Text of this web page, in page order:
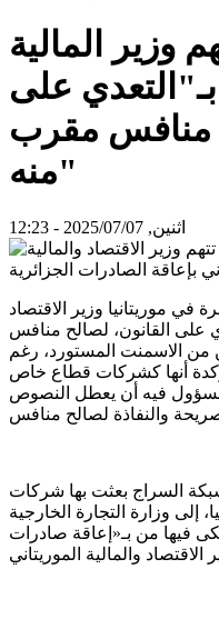
وزير المالية
بـ"التعدي على
منافس مقرب
منه"
اثنين, 2025/07/07 - 12:23
موريتانيا وزير الاقتصاد
على القانون، لصالح منافس
ومصادرة 1500 طن من الاسمنت المستورد، رغم
مؤكدة أنها كشركات قطاع خاص
لمسؤول فيه أن يعطل النصوص
السراج بعثت بها شركات
إلى وزارة التجارة الخارجية
فيها من بـ«إعاقة صادرات